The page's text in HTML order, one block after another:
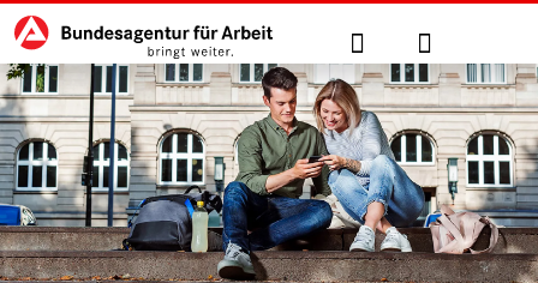
zu den Hauptinhalten springen
Hauptnavigation Suche Anmelden